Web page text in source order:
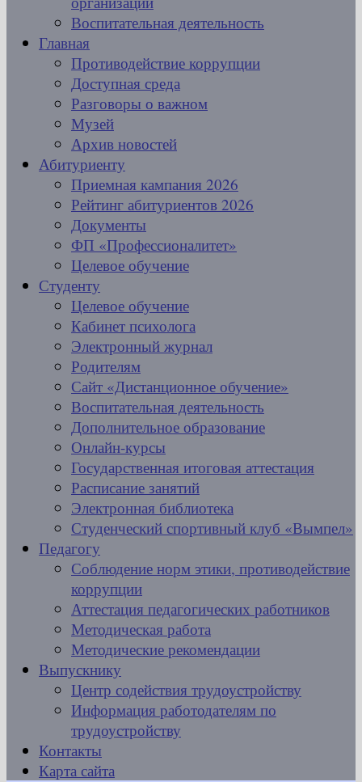
Воспитательная деятельность
Главная
Противодействие коррупции
Доступная среда
Разговоры о важном
Музей
Архив новостей
Абитуриенту
Приемная кампания 2026
Рейтинг абитуриентов 2026
Документы
ФП «Профессионалитет»
Целевое обучение
Студенту
Целевое обучение
Кабинет психолога
Электронный журнал
Родителям
Сайт «Дистанционное обучение»
Воспитательная деятельность
Дополнительное образование
Онлайн-курсы
Государственная итоговая аттестация
Расписание занятий
Электронная библиотека
Студенческий спортивный клуб «Вымпел»
Педагогу
Соблюдение норм этики, противодействие
коррупции
Аттестация педагогических работников
Методическая работа
Методические рекомендации
Выпускнику
Центр содействия трудоустройству
Информация работодателям по
трудоустройству
Контакты
Карта сайта